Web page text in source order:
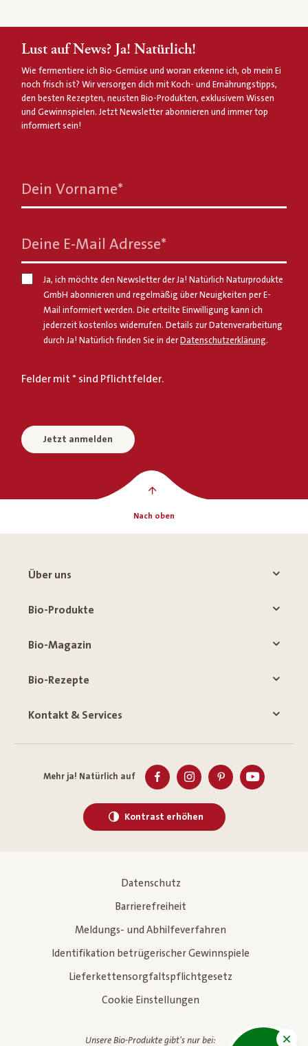
Lust auf News? Ja! Natürlich!
Wie fermentiere ich Bio-Gemüse und woran erkenne ich, ob mein Ei
noch frisch ist? Wir versorgen dich mit Koch- und Ernährungstipps,
den besten Rezepten, neusten Bio-Produkten, exklusivem Wissen
und Gewinnspielen. Jetzt Newsletter abonnieren und immer top
informiert sein!
Dein Vorname*
Deine E-Mail Adresse*
Ja, ich möchte den Newsletter der Ja! Natürlich Naturprodukte
GmbH abonnieren und regelmäßig über Neuigkeiten per E-
Mail informiert werden. Die erteilte Einwilligung kann ich
jederzeit kostenlos widerrufen. Details zur Datenverarbeitung
durch Ja! Natürlich finden Sie in derDatenschutzerklärung.
Felder mit * sind Pflichtfelder.
Jetzt anmelden
Nach oben
Über uns
Bio-Produkte
Bio-Magazin
Bio-Rezepte
Kontakt & Services
Mehr ja! Natürlich auf
Kontrast erhöhen
Datenschutz
Barrierefreiheit
Meldungs- und Abhilfeverfahren
Identifikation betrügerischer Gewinnspiele
Lieferkettensorgfaltspflichtgesetz
Cookie Einstellungen
Unsere Bio-Produkte gibt's nur bei: